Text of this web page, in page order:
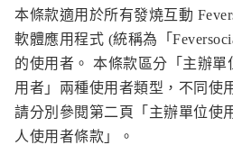
本條款適用於所有發燒互動
軟體應用程式 (統稱為「
的使用者。 本條款區分「主辦
用者」兩種使用者類型，不同使
請分別參閱第二頁「主辦單位使
人使用者條款」。